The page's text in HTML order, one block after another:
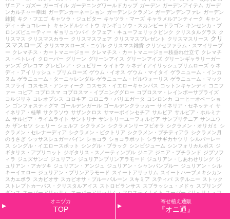
ザニア・ガズー ガーゴイル ガーデニングワールドカップ ガーデン ガーデンアイテム ガーデ
ンカルチャー幸田
ガーデンカーネーション ガーデンシクラメン ガーデンデンファレ ガーデン
雑貨 キク・フエゴ キャツラ・ジュピター キャツラ・マーズ キャラメルアンティーク
キャン
ディ・チョコレート
キャンドルケイトウ キンギョソウ・スカンピードラゴン キンセンカ・ブ
ロンズビューティー ギョリュウバイ クフェア・キューフェリックピンク クリスタルグラス
ク
リスマス
クリスマスカラー クリスマスフェア クリスマスプレゼント クリスマスリース
クリ
スマスローズ クリスマスローズ・ニゲル クリスマス雑貨 クリソセファラム・スマイリープ
ー クレマチス・カートマニージョー クレマチス・カートマニージョー枝垂れ仕立て クレマチ
ス・ペトレイ
クローバー グリーン グリーンアイス グリーンアイズ グリーンギャラリーガー
デンズ グレコマ グレビレア・ジュビリー ケイトウ ケネディアイリッシュプリムローズ ケネ
ディ・アイリッシュ・プリムローズ ゲウム・イオス ゲウム・マイタイ ゲラニューム・インカ
ヌム ゲラニューム・ターニャレンダル ゲラニューム・ビルウォーリス ゲラニューム・マック
スフライ
コスモス・アンティーク コスモス・イエローキャンパス コットンキャンディ
コニフ
ァー
コピア コプロスマ コプロスマ・イブニンググロー
コプロスマ・レインボーサプライズ
コルジリネ
コレオプシス コロキア コロニラ・バリエガータ コンロンカ
コーヒーオベーショ
ン ゴンフォスティグマ ゴールデンガール ゴールデンクラッカー サイネリア・セネッティ サ
イネリア・桂華 サクラソウ サザンクロス サマーポインセチア サルビア サルビア・ホルミナ
ム サルビア・ライムライト サントリナ サントリーユーフォルビア サンブリテニア サンユウ
カ ザンセツ シェリー シェルフ シクラメン シクラメンリーフビオラ シクラメン・オリガミ
シ
クラメン・セレナーディア シクラメン・ビクトリア シクラメン・プチティアラ
シクラメン月
のうさぎ シッサスシュガーバイン ショコラ ショコラポット シラサギカヤツリ
シルバーレー
ス
シングル・イエロースポット シングル・ブラック シンビジューム シンフォリカルポス
ジ
ギタリス・アプリコット
ジギタリス・スノーティンプル ジニア ジニア・プチランド ジプソフ
ィラ
ジュズサンゴ ジュリアン ジュリアンプリンアラモード ジュリアン・しあわせリング ジ
ュリアン・アカツキ ジュリアン・アンジュ ジュリアン・シャンパンブルー ジュリアン・シル
キーイエロー ジュリアン・プリンアラモード スイートアリッサム
スイートハーブメキシカン
スカエボラ
スカビオサ スカビオサ・ブルーバルーン スキミア スティパ ステルニー
ストック
ストレプトカーパス・クリスタルアイス
ストロビランサス スプラッシュ・メドゥ
スプリング
ダンス スーパーアリッサム スーパーアリッサム・フロスティナイト スーパーアリッサム・フ
スーパーチュニア・ビスタ セシル・ドゥ・ボーランジェ
セダムの寄せ植え
セネシオ・貴鳳 セミアトラータ セリンセ・マヨール セリ・フラミンゴ
セルリアと横浜セレクション セレニティ・ピンクマジック
オニヅカ
TOP
寄せ植え通販
『オニ通』